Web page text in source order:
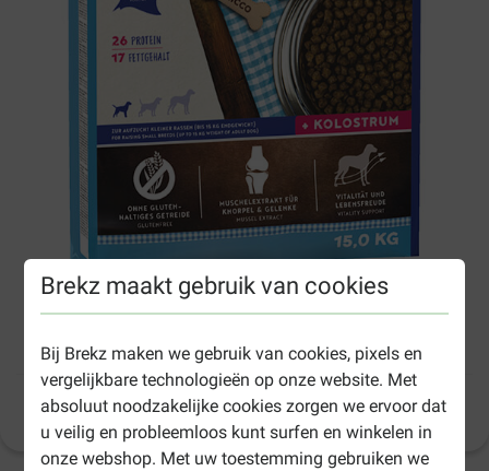
Brekz maakt gebruik van cookies
Bij Brekz maken we gebruik van cookies, pixels en
vergelijkbare technologieën op onze website. Met
absoluut noodzakelijke cookies zorgen we ervoor dat
u veilig en probleemloos kunt surfen en winkelen in
onze webshop. Met uw toestemming gebruiken we
Bosch Mini Junior Hondenvoer
(9) Productinformatie